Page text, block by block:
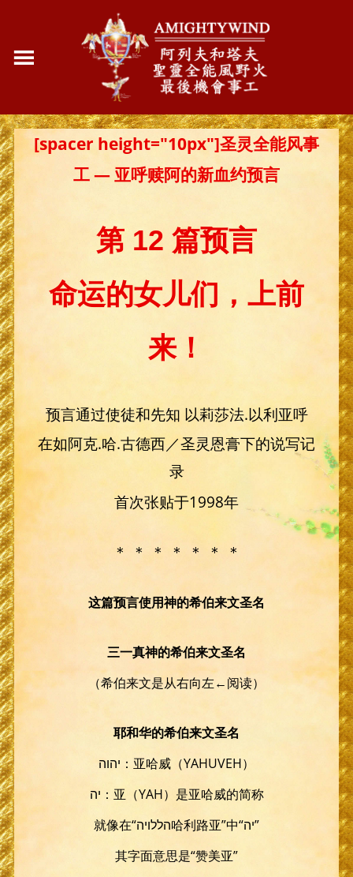
[spacer height="10px"]圣灵全能风事
工 — 亚呼赎阿的新血约预言
第 12 篇预言
命运的女儿们，上前
来！
预言通过使徒和先知 以莉莎法.以利亚呼
在如阿克.哈.古德西／圣灵恩膏下的说写记
录
首次张贴于1998年
＊ ＊ ＊ ＊ ＊ ＊ ＊
这篇预言使用神的希伯来文圣名
三一真神的希伯来文圣名
（希伯来文是从右向左←阅读）
耶和华的希伯来文圣名
יהוה：亚哈威（YAHUVEH）
יה：亚（YAH）是亚哈威的简称
就像在“הללויה哈利路亚”中“יה”
其字面意思是“赞美亚”